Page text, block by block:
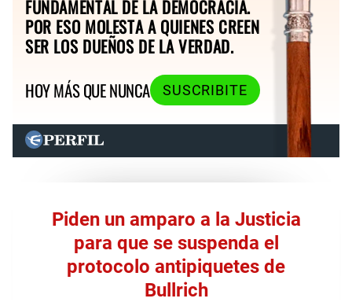
FUNDAMENTAL DE LA DEMOCRACIA.
POR ESO MOLESTA A QUIENES CREEN
SER LOS DUEÑOS DE LA VERDAD.
HOY MÁS QUE NUNCA
SUSCRIBITE
Piden un amparo a la Justicia
para que se suspenda el
protocolo antipiquetes de
Bullrich